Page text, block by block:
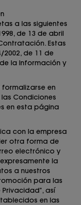
a las siguientes
de 13 de abril
Estas
de 11 de
la Información y
en
Condiciones
en esta página
con la empresa
otra forma de
electrónico y
la
a nuestros
para las
así
en las